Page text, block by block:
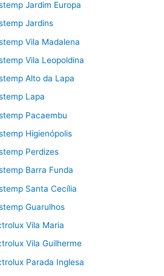
Jardim Europa
Jardins
Vila Madalena
Vila Leopoldina
Alto da Lapa
Lapa
Pacaembu
Higienópolis
Perdizes
Barra Funda
Santa Cecília
Guarulhos
Vila Maria
Vila Guilherme
Parada Inglesa